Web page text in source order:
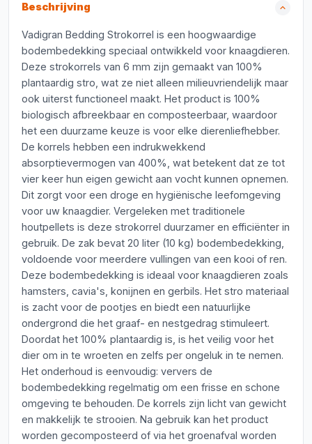
Beschrijving
Vadigran Bedding Strokorrel is een hoogwaardige
bodembedekking speciaal ontwikkeld voor knaagdieren.
Deze strokorrels van 6 mm zijn gemaakt van 100%
plantaardig stro, wat ze niet alleen milieuvriendelijk maar
ook uiterst functioneel maakt. Het product is 100%
biologisch afbreekbaar en composteerbaar, waardoor
het een duurzame keuze is voor elke dierenliefhebber.
De korrels hebben een indrukwekkend
absorptievermogen van 400%, wat betekent dat ze tot
vier keer hun eigen gewicht aan vocht kunnen opnemen.
Dit zorgt voor een droge en hygiënische leefomgeving
voor uw knaagdier. Vergeleken met traditionele
houtpellets is deze strokorrel duurzamer en efficiënter in
gebruik. De zak bevat 20 liter (10 kg) bodembedekking,
voldoende voor meerdere vullingen van een kooi of ren.
Deze bodembedekking is ideaal voor knaagdieren zoals
hamsters, cavia's, konijnen en gerbils. Het stro materiaal
is zacht voor de pootjes en biedt een natuurlijke
ondergrond die het graaf- en nestgedrag stimuleert.
Doordat het 100% plantaardig is, is het veilig voor het
dier om in te wroeten en zelfs per ongeluk in te nemen.
Het onderhoud is eenvoudig: ververs de
bodembedekking regelmatig om een frisse en schone
omgeving te behouden. De korrels zijn licht van gewicht
en makkelijk te strooien. Na gebruik kan het product
worden gecomposteerd of via het groenafval worden